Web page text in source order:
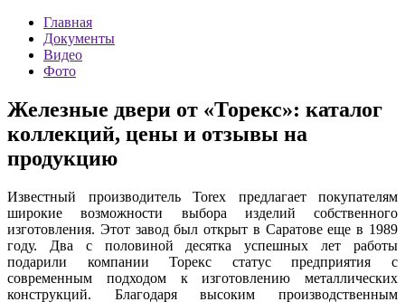
Главная
Документы
Видео
Фото
Железные двери от «Торекс»: каталог
коллекций, цены и отзывы на
продукцию
Известный производитель Torex предлагает покупателям
широкие возможности выбора изделий собственного
изготовления. Этот завод был открыт в Саратове еще в 1989
году. Два с половиной десятка успешных лет работы
подарили компании Торекс статус предприятия с
современным подходом к изготовлению металлических
конструкций. Благодаря высоким производственным